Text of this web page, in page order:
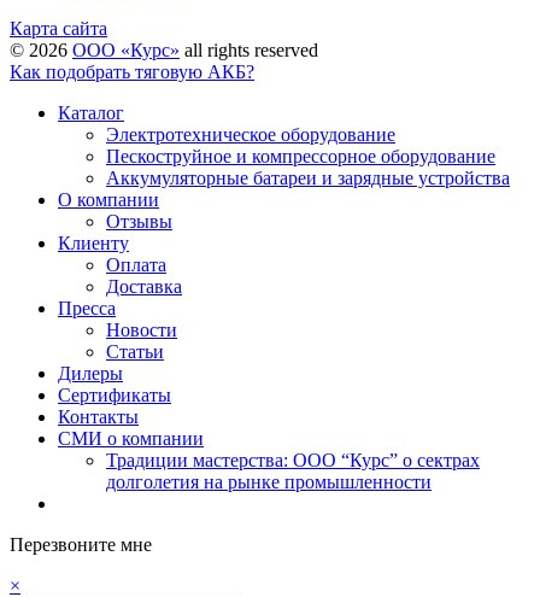
Карта сайта
© 2026 ООО «Курс» all rights reserved
Как подобрать тяговую АКБ?
Каталог
Электротехническое оборудование
Пескоструйное и компрессорное оборудование
Аккумуляторные батареи и зарядные устройства
О компании
Отзывы
Клиенту
Оплата
Доставка
Пресса
Новости
Статьи
Дилеры
Сертификаты
Контакты
СМИ о компании
Традиции мастерства: ООО “Курс” о сектрах
долголетия на рынке промышленности
Перезвоните мне
×